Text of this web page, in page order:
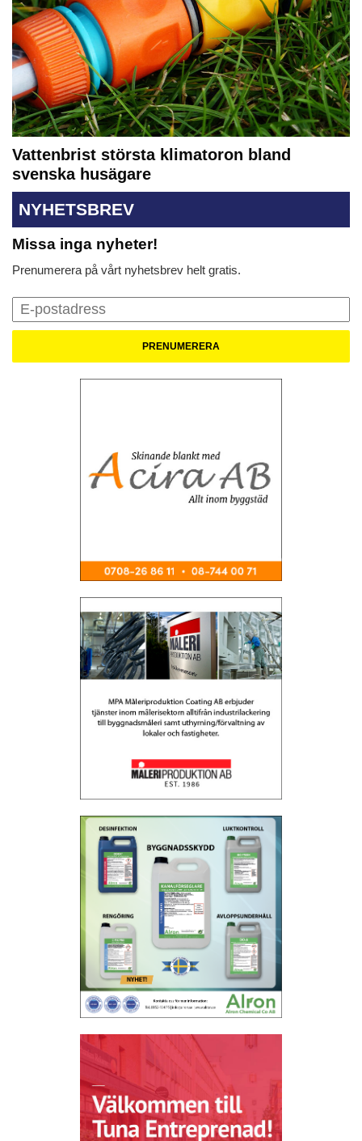
Vattenbrist största klimatoron bland
svenska husägare
NYHETSBREV
Missa inga nyheter!
Prenumerera på vårt nyhetsbrev helt gratis.